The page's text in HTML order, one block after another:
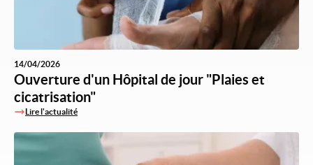
14/04/2026
Ouverture d'un Hôpital de jour "Plaies et
cicatrisation"
Lire l'actualité